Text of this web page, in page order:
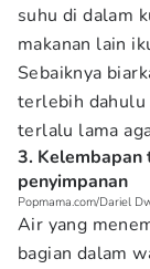
suhu di dalam
makanan lain
Sebaiknya
terlebih dahulu
terlalu lama
3.
penyimpanan
Popmama.com/Dariel
Air yang
bagian dalam